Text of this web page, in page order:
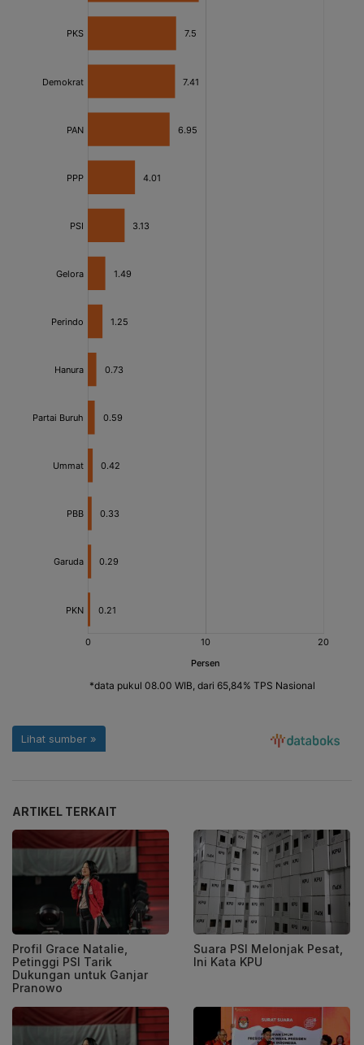
ARTIKEL TERKAIT
Profil Grace Natalie,
Petinggi PSI Tarik
Dukungan untuk Ganjar
Pranowo
Suara PSI Melonjak Pesat,
Ini Kata KPU